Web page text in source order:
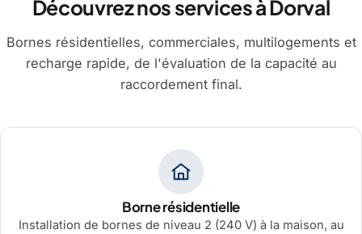
Découvrez nos services à Dorval
Bornes résidentielles, commerciales, multilogements et
recharge rapide, de l'évaluation de la capacité au
raccordement final.
Borne résidentielle
Installation de bornes de niveau 2 (240 V) à la maison, au